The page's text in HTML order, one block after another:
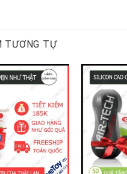
TƯƠNG TỰ